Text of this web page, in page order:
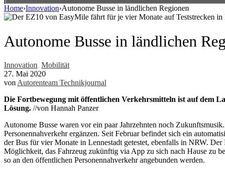
Home›Innovation›Autonome Busse in ländlichen Regionen
Autonome Busse in ländlichen
Innovation, Mobilität
27. Mai 2020
von Autorenteam Technikjournal
Die Fortbewegung mit öffentlichen Verkehrsmitteln ist auf dem
Lösung. //von Hannah Panzer
Autonome Busse waren vor ein paar Jahrzehnten noch
Personennahverkehr ergänzen. Seit Februar befindet sich ein
der Bus für vier Monate in Lennestadt getestet, ebenfalls in NRW.
Möglichkeit, das Fahrzeug zukünftig via App zu sich nach Hause zu
so an den öffentlichen Personennahverkehr angebunden werden.